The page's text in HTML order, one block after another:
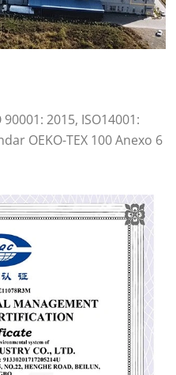
2015, ISO14001:
OEKO-TEX 100 Anexo 6